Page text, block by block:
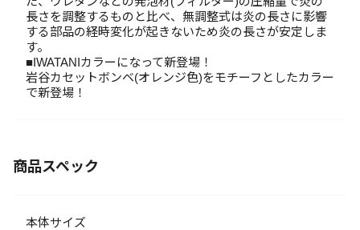
長さを調整するものと比べ、無調整式は炎の長さに影響
する部品の経時変化が起きないため炎の長さが安定しま
す。
■IWATANIカラーになって新登場！
岩谷カセットボンベ(オレンジ色)をモチーフとしたカラー
で新登場！
商品スペック
本体サイズ